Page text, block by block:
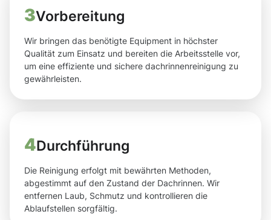
3Vorbereitung
Wir bringen das benötigte Equipment in höchster
Qualität zum Einsatz und bereiten die Arbeitsstelle vor,
um eine effiziente und sichere dachrinnenreinigung zu
gewährleisten.
4Durchführung
Die Reinigung erfolgt mit bewährten Methoden,
abgestimmt auf den Zustand der Dachrinnen. Wir
entfernen Laub, Schmutz und kontrollieren die
Ablaufstellen sorgfältig.